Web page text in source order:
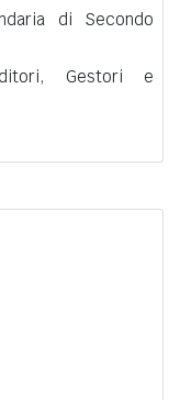
di Secondo
Gestori e